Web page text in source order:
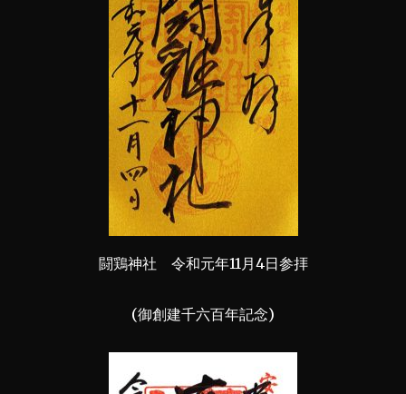
闘鶏神社 令和元年11月4日参拝
(御創建千六百年記念)